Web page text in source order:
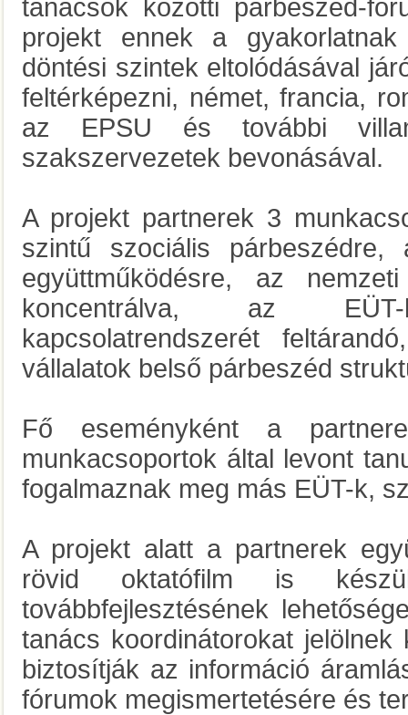
tanácsok közötti párbeszéd-
projekt ennek a
döntési szintek eltolódásával
feltérképezni, német, francia,
az EPSU és további
szakszervezetek bevonásával.
A projekt partnerek 3
szintű szociális
együttműködésre, az
koncentrálva, az EÜT-
kapcsolatrendszerét
vállalatok belső párbeszéd
Fő eseményként a
munkacsoportok által levont
fogalmaznak meg más EÜT-k,
A projekt alatt a partnerek
rövid oktatófilm is
továbbfejlesztésének
tanács koordinátorokat
biztosítják az információ
fórumok megismertetésére és